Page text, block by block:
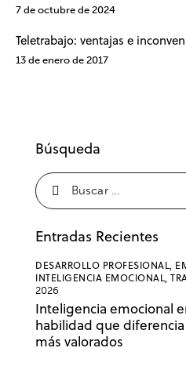
7 de octubre de 2024
Teletrabajo: ventajas e
13 de enero de 2017
Búsqueda
Entradas Recientes
DESARROLLO PROFESIONAL,
INTELIGENCIA EMOCIONAL,
2026
Inteligencia emocional
habilidad que
más valorados